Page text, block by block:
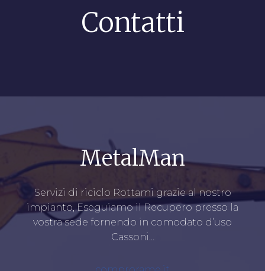
Contatti
MetalMan
Servizi di riciclo Rottami grazie al nostro
impianto, Eseguiamo il Recupero presso la
vostra sede fornendo in comodato d’uso
Cassoni…